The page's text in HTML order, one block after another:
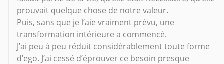
prouvait quelque chose de notre valeur.
Puis, sans que je l’aie vraiment prévu, une
transformation intérieure a commencé.
J’ai peu à peu réduit considérablement toute forme
d’ego. J’ai cessé d’éprouver ce besoin presque